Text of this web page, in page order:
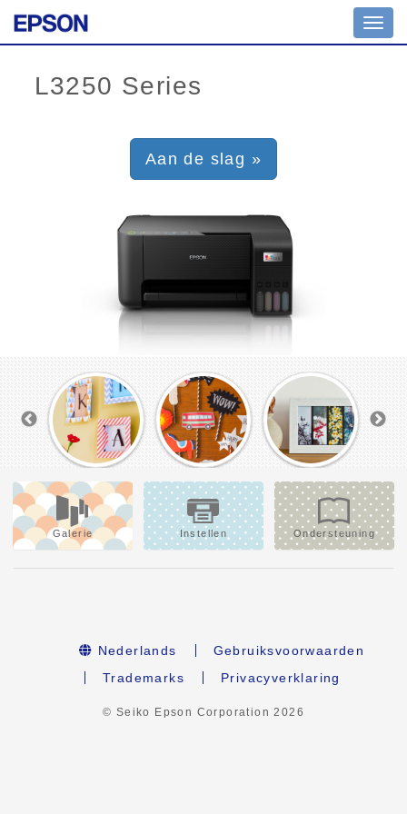
Aan de slag »
Galerie Instellen Ondersteuning
Nederlands
Gebruiksvoorwaarden
Trademarks
Privacyverklaring
© Seiko Epson Corporation2026